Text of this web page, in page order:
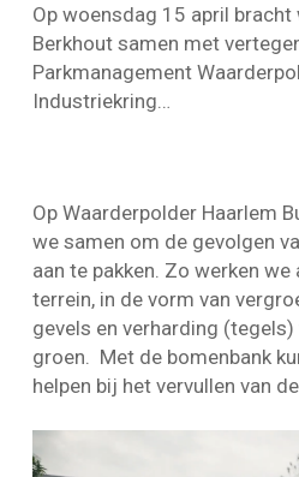
Op woensdag 15 april
Berkhout samen met
Parkmanagement
Industriekring…
Op Waarderpolder Haarlem
we samen om de gevolgen
aan te pakken. Zo werken
terrein, in de vorm van
gevels en verharding
groen. Met de bomenbank
helpen bij het vervullen van
Play Video